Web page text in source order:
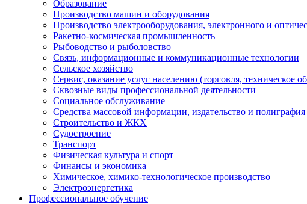
Образование
Производство машин и оборудования
Производство электрооборудования, электронного и
Ракетно-космическая промышленность
Рыбоводство и рыболовство
Связь, информационные и коммуникационные технологии
Сельское хозяйство
Сервис, оказание услуг населению (торговля, техническое
Сквозные виды профессиональной деятельности
Социальное обслуживание
Средства массовой информации, издательство и полиграфия
Строительство и ЖКХ
Судостроение
Транспорт
Физическая культура и спорт
Финансы и экономика
Химическое, химико-технологическое производство
Электроэнергетика
Профессиональное обучение